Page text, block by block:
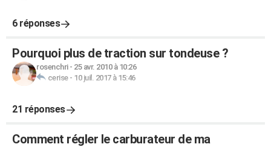
6 réponses
Pourquoi plus de traction sur tondeuse ?
rosenchri- 25 avr. 2010 à 10:26
cerise- 10 juil. 2017 à 15:46
21 réponses
Comment régler le carburateur de ma